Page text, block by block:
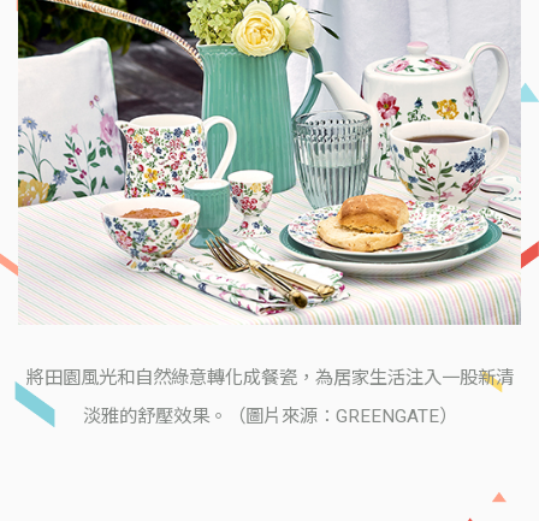
將田園風光和自然綠意轉化成餐瓷，為居家生活注入一股新清
淡雅的舒壓效果。（圖片來源：GREENGATE）